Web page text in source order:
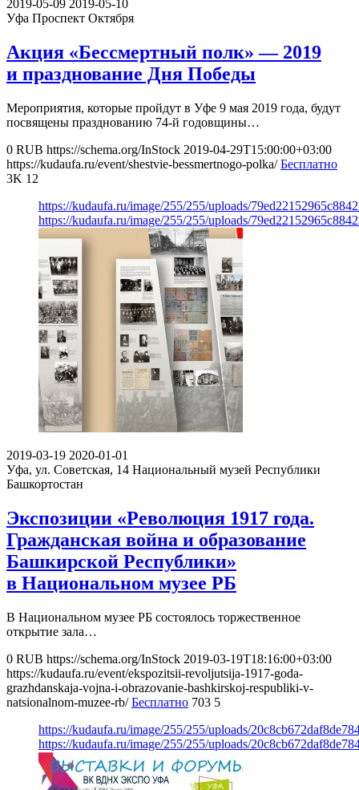
2019-05-09 2019-05-10
Уфа Проспект Октября
Акция «Бессмертный полк» — 2019
и празднование Дня Победы
Мероприятия, которые пройдут в Уфе 9 мая 2019 года, будут
посвящены празднованию 74-й годовщины…
0 RUB https://schema.org/InStock 2019-04-29T15:00:00+03:00
https://kudaufa.ru/event/shestvie-bessmertnogo-polka/ Бесплатно
3K 12
https://kudaufa.ru/image/255/255/uploads/
https://kudaufa.ru/image/255/255/uploads/
2019-03-19 2020-01-01
Уфа, ул. Советская, 14 Национальный музей Республики
Башкортостан
Экспозиции «Революция 1917 года.
Гражданская война и образование
Башкирской Республики»
в Национальном музее РБ
В Национальном музее РБ состоялось торжественное
открытие зала…
0 RUB https://schema.org/InStock 2019-03-19T18:16:00+03:00
https://kudaufa.ru/event/ekspozitsii-revoljutsija-1917-goda-
grazhdanskaja-vojna-i-obrazovanie-bashkirskoj-respubliki-v-
natsionalnom-muzee-rb/ Бесплатно 703 5
https://kudaufa.ru/image/255/255/uploads/
https://kudaufa.ru/image/255/255/uploads/